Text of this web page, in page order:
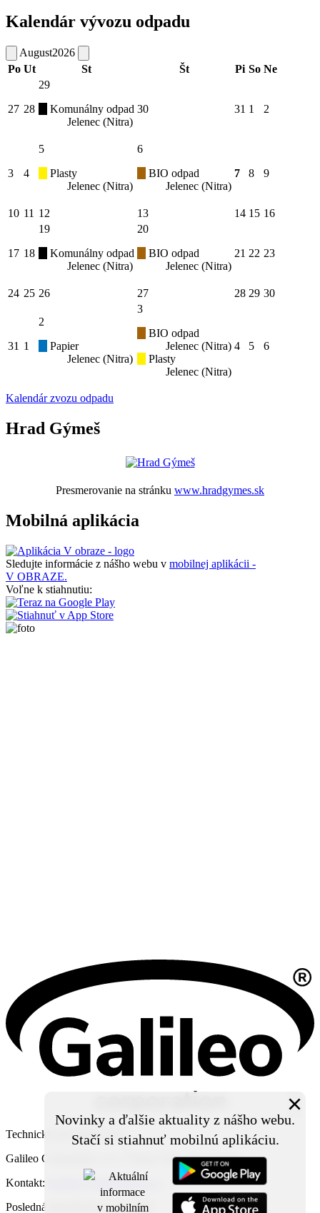
Novinky a ďalšie aktuality z nášho webu.
Stačí si stiahnuť mobilnú aplikáciu.
×
Kalendár vývozu odpadu
August2026
Po Ut St Št Pi So Ne
27 28
29
Komunálny odpad
Jelenec (Nitra)
30 31 1 2
3 4
5
Plasty
Jelenec (Nitra)
6
BIO odpad
Jelenec (Nitra)
7 8 9
10 11 12 13 14 15 16
17 18
19
Komunálny odpad
Jelenec (Nitra)
20
BIO odpad
Jelenec (Nitra)
21 22 23
24 25 26 27 28 29 30
31 1
2
Papier
Jelenec (Nitra)
3
BIO odpad
Jelenec (Nitra)
Plasty
Jelenec (Nitra)
4 5 6
Kalendár zvozu odpadu
Hrad Gýmeš
Presmerovanie na stránku www.hradgymes.sk
Mobilná aplikácia
Sledujte informácie z nášho webu v mobilnej aplikácii -
V OBRAZE.
Voľne k stiahnutiu:
Technický prevádzkovateľ:
Galileo Corporation s.r.o., Čierna Voda 468, 925 06
Kontakt:
Galileo Corporation s.r.o.
Posledná aktualizácia: 7. 8. 2026